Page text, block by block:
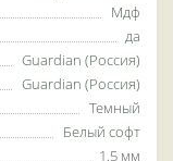
Мдф
да
Guardian (Россия)
Guardian (Россия)
Темный
Белый софт
1.5 мм